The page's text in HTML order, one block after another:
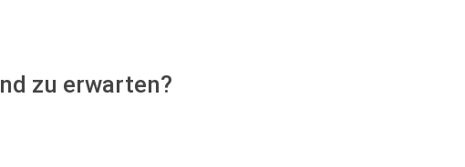
zu erwarten?